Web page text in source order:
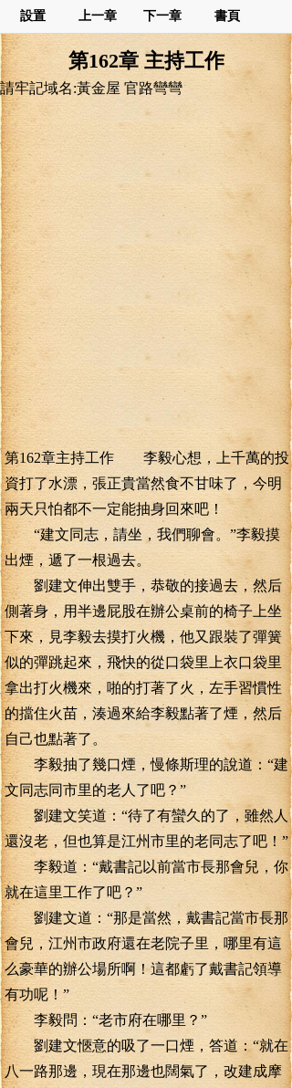
設置 上一章 下一章 書頁
第162章 主持工作
請牢記域名:黃金屋 官路彎彎
第162章主持工作 李毅心想，上千萬的投
資打了水漂，張正貴當然食不甘味了，今明
兩天只怕都不一定能抽身回來吧！
“建文同志，請坐，我們聊會。”李毅摸
出煙，遞了一根過去。
劉建文伸出雙手，恭敬的接過去，然后
側著身，用半邊屁股在辦公桌前的椅子上坐
下來，見李毅去摸打火機，他又跟裝了彈簧
似的彈跳起來，飛快的從口袋里上衣口袋里
拿出打火機來，啪的打著了火，左手習慣性
的擋住火苗，湊過來給李毅點著了煙，然后
自己也點著了。
李毅抽了幾口煙，慢條斯理的說道：“建
文同志同市里的老人了吧？”
劉建文笑道：“待了有蠻久的了，雖然人
還沒老，但也算是江州市里的老同志了吧！”
李毅道：“戴書記以前當市長那會兒，你
就在這里工作了吧？”
劉建文道：“那是當然，戴書記當市長那
會兒，江州市政府還在老院子里，哪里有這
么豪華的辦公場所啊！這都虧了戴書記領導
有功呢！”
李毅問：“老市府在哪里？”
劉建文愜意的吸了一口煙，答道：“就在
八一路那邊，現在那邊也闊氣了，改建成摩